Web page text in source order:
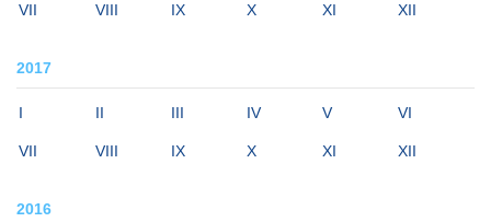
VII VIII IX X XI XII
2017
I II III IV V VI
VII VIII IX X XI XII
2016